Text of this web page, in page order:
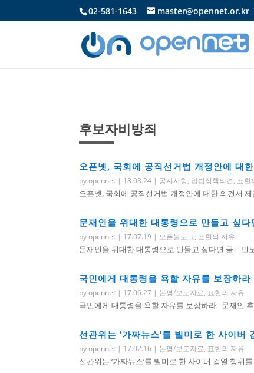
02-581-1643 master@opennet.or.kr
후보자비방죄
오픈넷, 국회에 공직선거법 개정안에 대
byopennet | 18.08.24 | 공지사항, 입법정책의견, 표현
오픈넷, 국회에 공직선거법 개정안에 대한 의견서
문재인을 위대한 대통령으로 만들고 싶다
byopennet | 17.07.19 | 오픈블로그, 표현의 자유
문재인을 위대한 대통령으로 만들고 싶다면 글 |
국민에게 대통령을 욕할 자유를 보장하
byopennet | 17.06.27 | 논평/보도자료, 표현의 자유
국민에게 대통령을 욕할 자유를 보장하라 문재인
선관위는 ‘가짜뉴스’를 빌미로 한 사이버
byopennet | 17.02.16 | 논평/보도자료, 표현의 자유
선관위는 ‘가짜뉴스’를 빌미로 한 사이버 검열 행위